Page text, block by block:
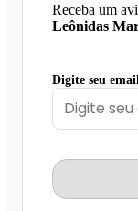
Receba um
Leônidas
Digite seu email